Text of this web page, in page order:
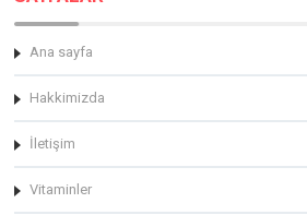
Ana sayfa
Hakkimizda
İletişim
Vitaminler